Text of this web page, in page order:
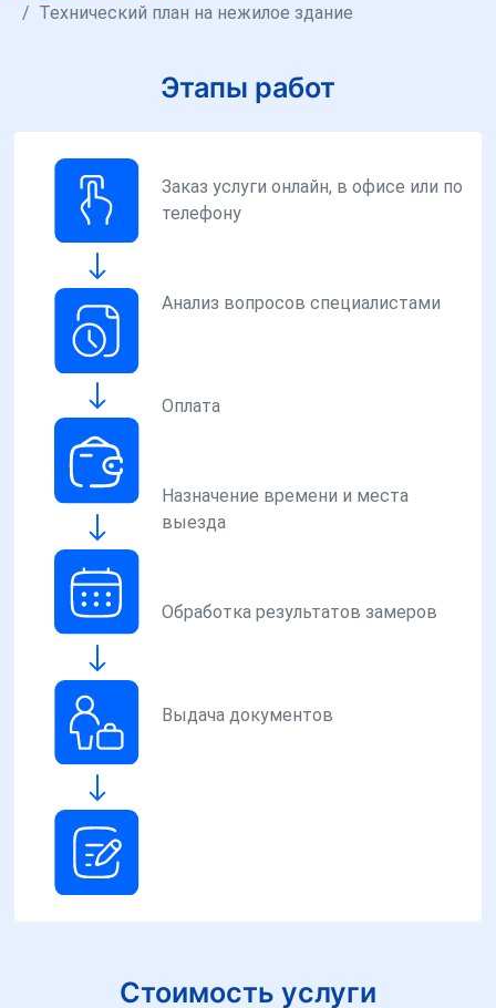
Технический план на нежилое здание
Этапы работ
Заказ услуги онлайн, в офисе или по
телефону
Анализ вопросов специалистами
Оплата
Назначение времени и места
выезда
Обработка результатов замеров
Выдача документов
Стоимость услуги